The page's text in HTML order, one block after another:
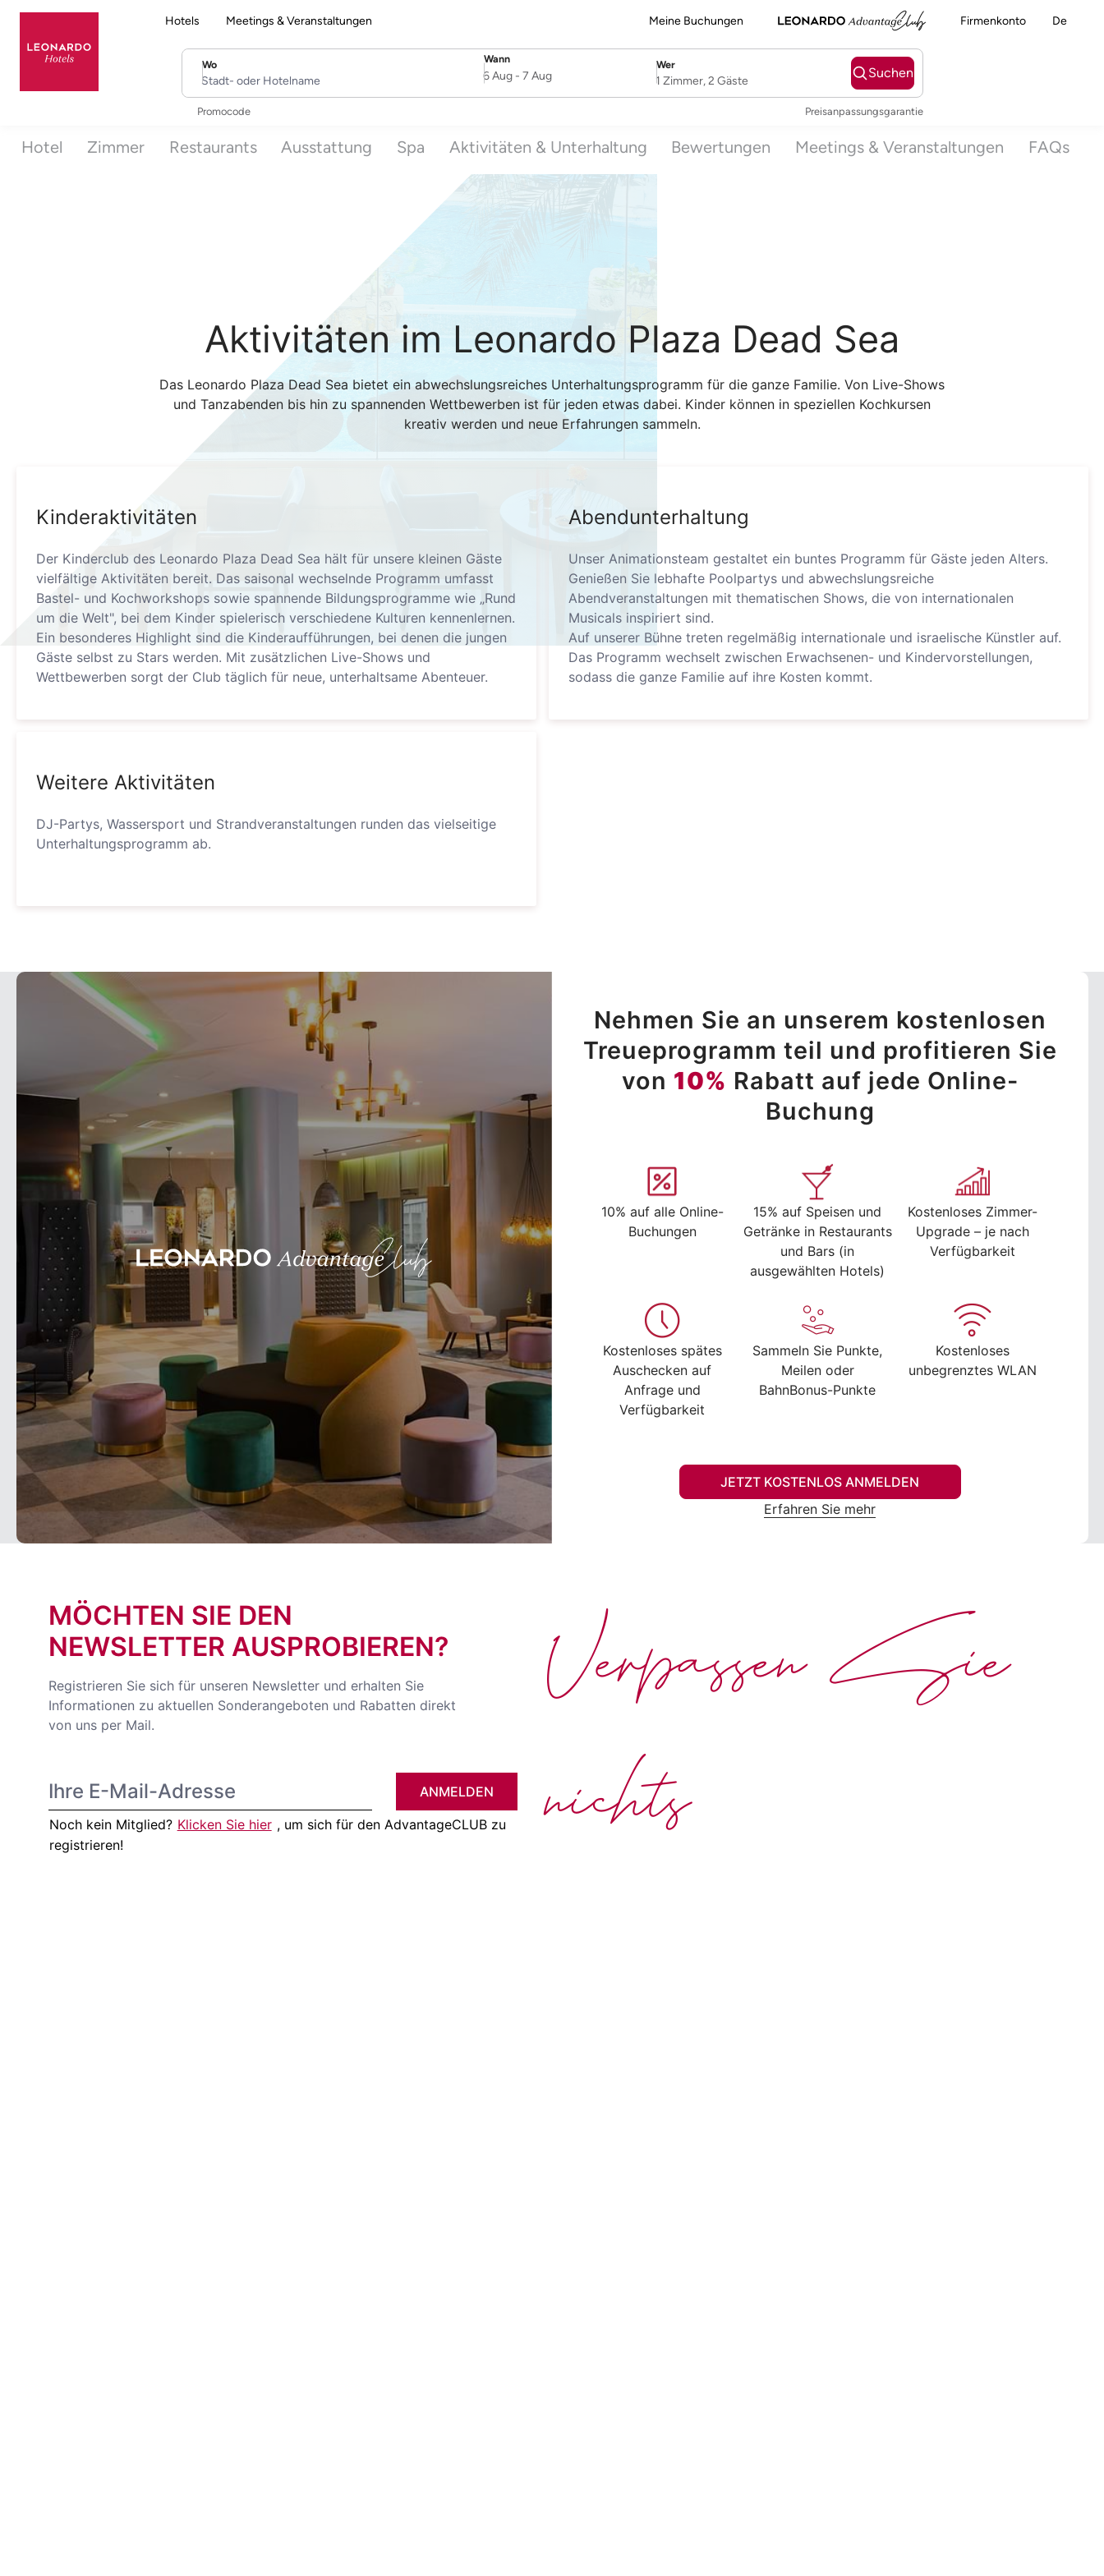
Hotels Meetings & Veranstaltungen Meine Buchungen Firmenkonto De
Wo
Stadt- oder Hotelname
Wann
SelectDate
6 Aug- 7 Aug
Wer
Username
1 Zimmer, 2 Gäste
Suchen
Promocode Preisanpassungsgarantie
Hotel Zimmer Restaurants Ausstattung Spa Aktivitäten & Unterhaltung Bewertungen Meetings & Veranstaltungen FAQs
Aktivitäten im Leonardo Plaza Dead Sea
Das Leonardo Plaza Dead Sea bietet ein abwechslungsreiches Unterhaltungsprogramm für die ganze Familie. Von Live-Shows
und Tanzabenden bis hin zu spannenden Wettbewerben ist für jeden etwas dabei. Kinder können in speziellen Kochkursen
kreativ werden und neue Erfahrungen sammeln.
Kinderaktivitäten
Der Kinderclub des Leonardo Plaza Dead Sea hält für unsere kleinen Gäste
vielfältige Aktivitäten bereit. Das saisonal wechselnde Programm umfasst
Bastel- und Kochworkshops sowie spannende Bildungsprogramme wie „Rund
um die Welt", bei dem Kinder spielerisch verschiedene Kulturen kennenlernen.
Ein besonderes Highlight sind die Kinderaufführungen, bei denen die jungen
Gäste selbst zu Stars werden. Mit zusätzlichen Live-Shows und
Wettbewerben sorgt der Club täglich für neue, unterhaltsame Abenteuer.
Abendunterhaltung
Unser Animationsteam gestaltet ein buntes Programm für Gäste jeden Alters.
Genießen Sie lebhafte Poolpartys und abwechslungsreiche
Abendveranstaltungen mit thematischen Shows, die von internationalen
Musicals inspiriert sind.
Auf unserer Bühne treten regelmäßig internationale und israelische Künstler auf.
Das Programm wechselt zwischen Erwachsenen- und Kindervorstellungen,
sodass die ganze Familie auf ihre Kosten kommt.
Weitere Aktivitäten
DJ-Partys, Wassersport und Strandveranstaltungen runden das vielseitige
Unterhaltungsprogramm ab.
Nehmen Sie an unserem kostenlosen
Treueprogramm teil und profitieren Sie
von 10% Rabatt auf jede Online-
Buchung
10% auf alle Online-
Buchungen
15% auf Speisen und
Getränke in Restaurants
und Bars (in
ausgewählten Hotels)
Kostenloses Zimmer-
Upgrade – je nach
Verfügbarkeit
Kostenloses spätes
Auschecken auf
Anfrage und
Verfügbarkeit
Sammeln Sie Punkte,
Meilen oder
BahnBonus-Punkte
Kostenloses
unbegrenztes WLAN
JETZT KOSTENLOS ANMELDEN
Erfahren Sie mehr
MÖCHTEN SIE DEN
NEWSLETTER AUSPROBIEREN?
Registrieren Sie sich für unseren Newsletter und erhalten Sie
Informationen zu aktuellen Sonderangeboten und Rabatten direkt
von uns per Mail.
ANMELDEN
Noch kein Mitglied? Klicken Sie hier , um sich für den AdvantageCLUB zu
registrieren!
Verpassen Sie
nichts